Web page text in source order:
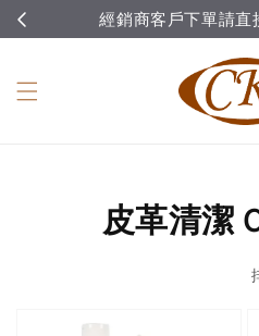
經銷商客戶下單請直
皮革清潔